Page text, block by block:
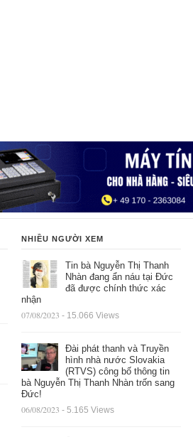
NHIỀU NGƯỜI XEM
Tin bà Nguyễn Thị Thanh
Nhàn đang ẩn náu tại Đức
đã được chính thức xác
nhận
07/08/2023 - 15.066 Views
Đài phát thanh và Truyền
hình nhà nước Slovakia
(RTVS) công bố thông tin
bà Nguyễn Thị Thanh Nhàn trốn sang
Đức!
06/08/2023 - 5.165 Views